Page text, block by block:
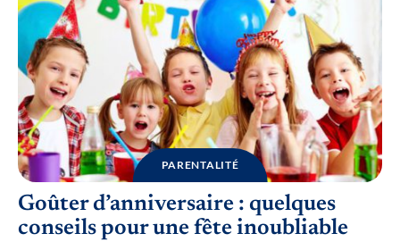
PARENTALITÉ
Goûter d’anniversaire : quelques
conseils pour une fête inoubliable